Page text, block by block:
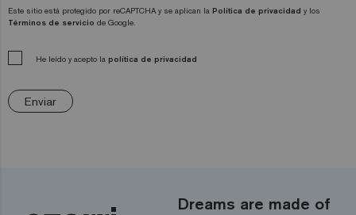
Este sitio está protegido por reCAPTCHA y se aplican la Política de privacidad y los
Términos de servicio de Google.
He leído y acepto la política de privacidad
Enviar
Dreams are made of